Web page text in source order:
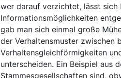
wer darauf verzichtet, lässt sich
Informationsmöglichkeiten
gab man sich einmal große
der Verhaltensmuster zwischen
Verhaltensgleichförmigkeiten
unterscheiden. Ein Beispiel aus
Stammesgesellschaften sind,